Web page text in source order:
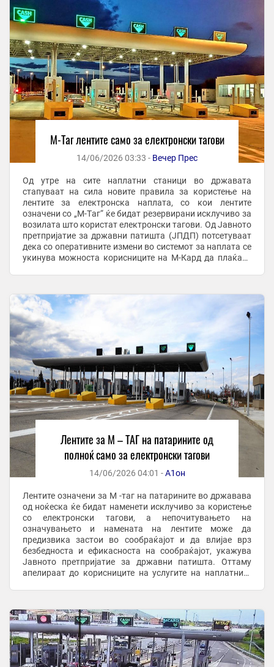
M-Tаг лентите само за електронски тагови
14/06/2026 03:33 - Вечер Прес
Од утре на сите наплатни станици во државата
стапуваат на сила новите правила за користење на
лентите за електронска наплата, со кои лентите
означени со „M-Tаг“ ќе бидат резервирани исклучиво за
возилата што користат електронски тагови. Од Јавното
претпријатие за државни патишта (ЈПДП) потсетуваат
дека со оперативните измени во системот за наплата се
укинува можноста корисниците на M-Кард да плаќаат
Лентите за М – ТАГ на патарините од
полноќ само за електронски тагови
14/06/2026 04:01 -А1он
Лентите означени за M -таг на патарините во државава
од ноќеска ќе бидат наменети исклучиво за користење
со електронски тагови, а непочитувањето на
означувањето и намената на лентите може да
предизвика застои во сообраќајот и да влијае врз
безбедноста и ефикасноста на сообраќајот, укажува
Јавното претпријатие за државни патишта. Оттаму
апелираат до корисниците на услугите на наплатните